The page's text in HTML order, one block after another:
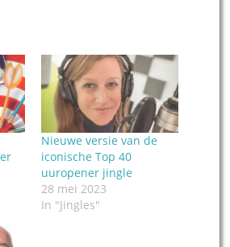
Nieuwe versie van de
iconische Top 40
uuropener jingle
28 mei 2023
In "Jingles"